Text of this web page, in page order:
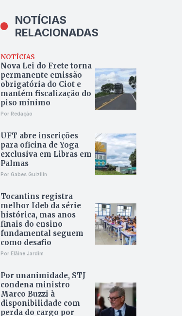
NOTÍCIAS
RELACIONADAS
NOTÍCIAS
Nova Lei do Frete torna
permanente emissão
obrigatória do Ciot e
mantém fiscalização do
piso mínimo
Por Redação
UFT abre inscrições
para oficina de Yoga
exclusiva em Libras em
Palmas
Por Gabes Guizilin
Tocantins registra
melhor Ideb da série
histórica, mas anos
finais do ensino
fundamental seguem
como desafio
Por Elâine Jardim
Por unanimidade, STJ
condena ministro
Marco Buzzi à
disponibilidade com
perda do cargo por